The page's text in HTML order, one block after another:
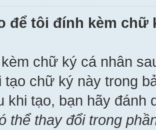
để tôi đính kèm chữ
chữ ký cá nhân
tạo chữ ký này trong
khi tạo, bạn hãy
thể thay đổi trong